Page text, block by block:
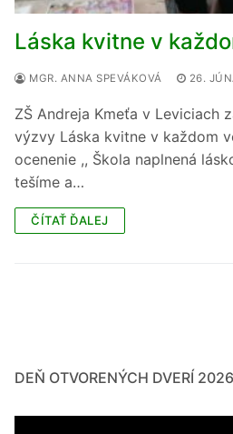
Láska kvitne v
MGR. ANNA SPEVÁKOVÁ 26.
ZŠ Andreja Kmeťa v Leviciach
výzvy Láska kvitne v každom
ocenenie ,, Škola naplnená
tešíme a…
ČÍTAŤ ĎALEJ
DEŇ OTVORENÝCH DVERÍ 2026